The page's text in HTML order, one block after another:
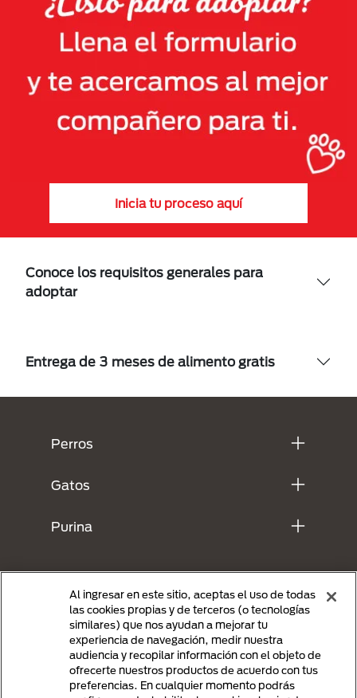
Inicia tu proceso aquí
Conoce los requisitos generales para
adoptar
Entrega de 3 meses de alimento gratis
Perros
Gatos
Purina
Al ingresar en este sitio, aceptas el uso de todas
las cookies propias y de terceros (o tecnologías
similares) que nos ayudan a mejorar tu
experiencia de navegación, medir nuestra
audiencia y recopilar información con el objeto de
ofrecerte nuestros productos de acuerdo con tus
preferencias. En cualquier momento podrás